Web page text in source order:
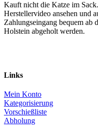
Kauft nicht die Katze im
Herstellervideo ansehen und
Zahlungseingang bequem ab
Holstein abgeholt werden.
Links
Mein Konto
Kategorisierung
Vorschießliste
Abholung